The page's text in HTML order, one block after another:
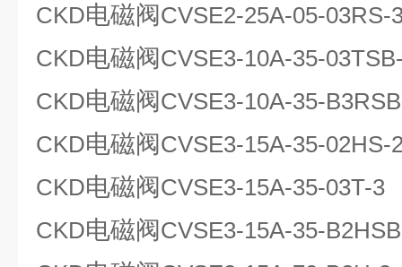
CKD电磁阀CVSE2-25A-05-03RS-
CKD电磁阀CVSE3-10A-35-
CKD电磁阀CVSE3-10A-35-
CKD电磁阀CVSE3-15A-35-02HS-
CKD电磁阀CVSE3-15A-35-03T-3
CKD电磁阀CVSE3-15A-35-